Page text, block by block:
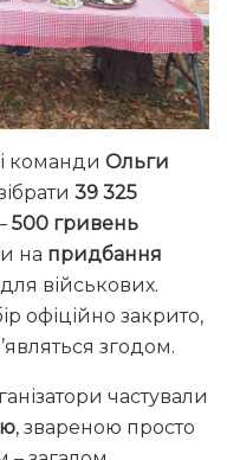
команди Ольги
39 325
500 гривень
на придбання
для військових.
офіційно закрито,
згодом.
частували
, звареною просто